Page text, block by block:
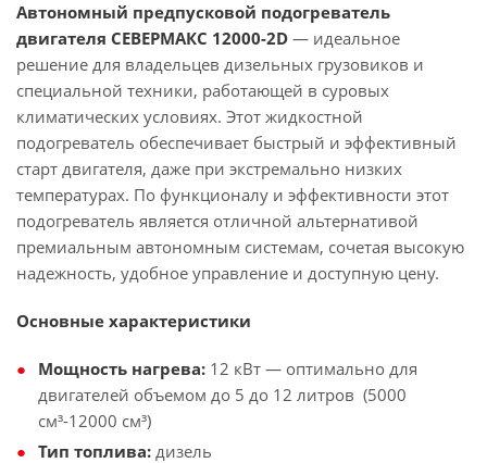
Автономный предпусковой подогреватель
двигателя СЕВЕРМАКС 12000-2D — идеальное
решение для владельцев дизельных грузовиков и
специальной техники, работающей в суровых
климатических условиях. Этот жидкостной
подогреватель обеспечивает быстрый и эффективный
старт двигателя, даже при экстремально низких
температурах. По функционалу и эффективности этот
подогреватель является отличной альтернативой
премиальным автономным системам, сочетая высокую
надежность, удобное управление и доступную цену.
Основные характеристики
Мощность нагрева: 12 кВт — оптимально для
двигателей объемом до 5 до 12 литров (5000
см³-12000 см³)
Тип топлива: дизель